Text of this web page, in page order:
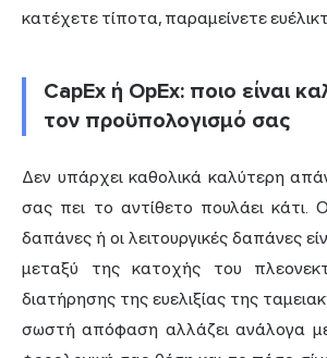
κατέχετε τίποτα, παραμείνετε
CapEx ή OpEx: ποιο είναι
τον προϋπολογισμό σας
Δεν υπάρχει καθολικά καλύτερη
σας πει το αντίθετο πουλάει κάτι.
δαπάνες ή οι λειτουργικές δαπάνες
μεταξύ της κατοχής του
διατήρησης της ευελιξίας της
σωστή απόφαση αλλάζει ανάλογα